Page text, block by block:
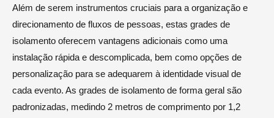
Além de serem instrumentos cruciais para a organização e
direcionamento de fluxos de pessoas, estas grades de
isolamento oferecem vantagens adicionais como uma
instalação rápida e descomplicada, bem como opções de
personalização para se adequarem à identidade visual de
cada evento. As grades de isolamento de forma geral são
padronizadas, medindo 2 metros de comprimento por 1,2